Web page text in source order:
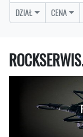
DZIAŁ CENA